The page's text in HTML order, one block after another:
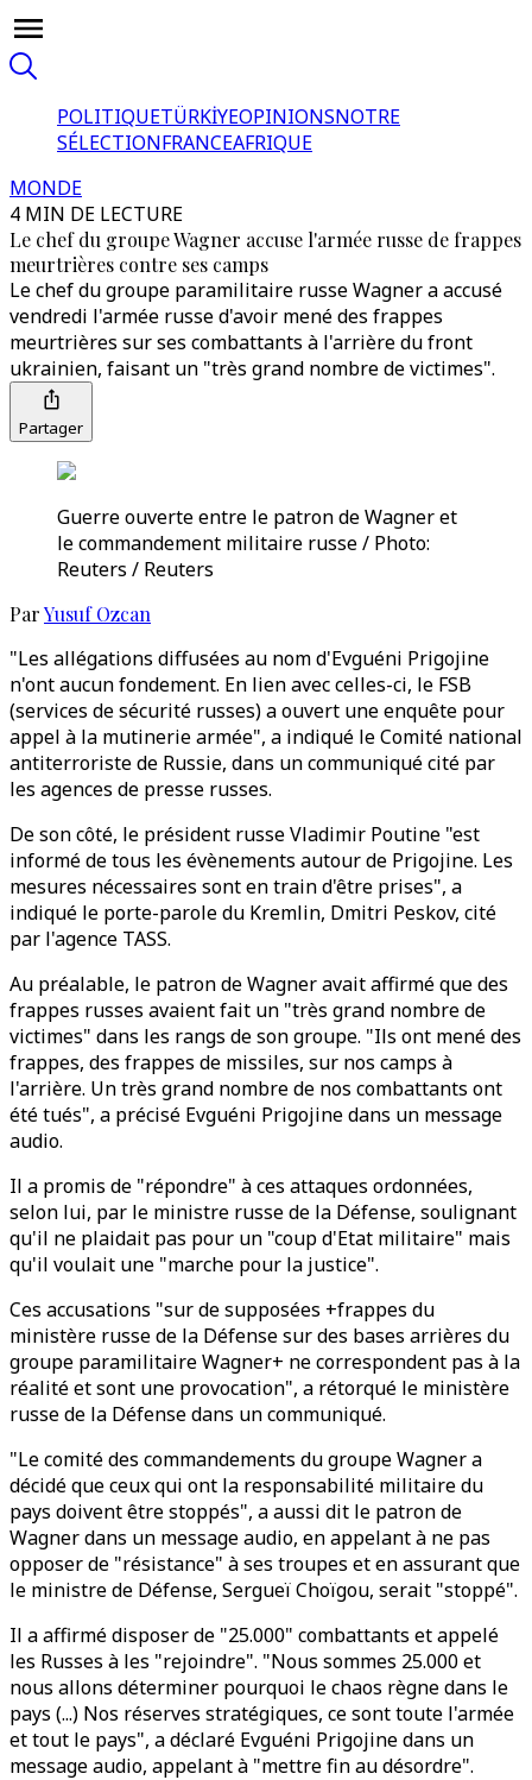
POLITIQUETÜRKİYEOPINIONSNOTRE
SÉLECTIONFRANCEAFRIQUE
MONDE
4 MIN DE LECTURE
Le chef du groupe Wagner accuse l'armée russe de frappes
meurtrières contre ses camps
Le chef du groupe paramilitaire russe Wagner a accusé
vendredi l'armée russe d'avoir mené des frappes
meurtrières sur ses combattants à l'arrière du front
ukrainien, faisant un "très grand nombre de victimes".
Partager
Guerre ouverte entre le patron de Wagner et
le commandement militaire russe / Photo:
Reuters / Reuters
ParYusuf Ozcan
"Les allégations diffusées au nom d'Evguéni Prigojine
n'ont aucun fondement. En lien avec celles-ci, le FSB
(services de sécurité russes) a ouvert une enquête pour
appel à la mutinerie armée", a indiqué le Comité national
antiterroriste de Russie, dans un communiqué cité par
les agences de presse russes.
De son côté, le président russe Vladimir Poutine "est
informé de tous les évènements autour de Prigojine. Les
mesures nécessaires sont en train d'être prises", a
indiqué le porte-parole du Kremlin, Dmitri Peskov, cité
par l'agence TASS.
Au préalable, le patron de Wagner avait affirmé que des
frappes russes avaient fait un "très grand nombre de
victimes" dans les rangs de son groupe. "Ils ont mené des
frappes, des frappes de missiles, sur nos camps à
l'arrière. Un très grand nombre de nos combattants ont
été tués", a précisé Evguéni Prigojine dans un message
audio.
Il a promis de "répondre" à ces attaques ordonnées,
selon lui, par le ministre russe de la Défense, soulignant
qu'il ne plaidait pas pour un "coup d'Etat militaire" mais
qu'il voulait une "marche pour la justice".
Ces accusations "sur de supposées +frappes du
ministère russe de la Défense sur des bases arrières du
groupe paramilitaire Wagner+ ne correspondent pas à la
réalité et sont une provocation", a rétorqué le ministère
russe de la Défense dans un communiqué.
"Le comité des commandements du groupe Wagner a
décidé que ceux qui ont la responsabilité militaire du
pays doivent être stoppés", a aussi dit le patron de
Wagner dans un message audio, en appelant à ne pas
opposer de "résistance" à ses troupes et en assurant que
le ministre de Défense, Sergueï Choïgou, serait "stoppé".
Il a affirmé disposer de "25.000" combattants et appelé
les Russes à les "rejoindre". "Nous sommes 25.000 et
nous allons déterminer pourquoi le chaos règne dans le
pays (...) Nos réserves stratégiques, ce sont toute l'armée
et tout le pays", a déclaré Evguéni Prigojine dans un
message audio, appelant à "mettre fin au désordre".